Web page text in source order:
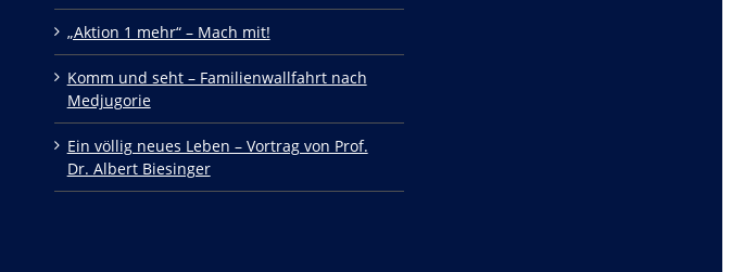
„Aktion 1 mehr“ – Mach mit!
Komm und seht – Familienwallfahrt nach
Medjugorie
Ein völlig neues Leben – Vortrag von Prof.
Dr. Albert Biesinger